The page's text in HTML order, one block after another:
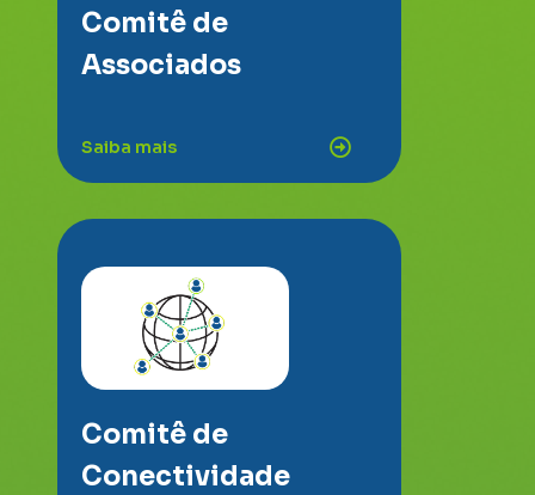
Comitê de
Associados
Saiba mais
Comitê de
Conectividade